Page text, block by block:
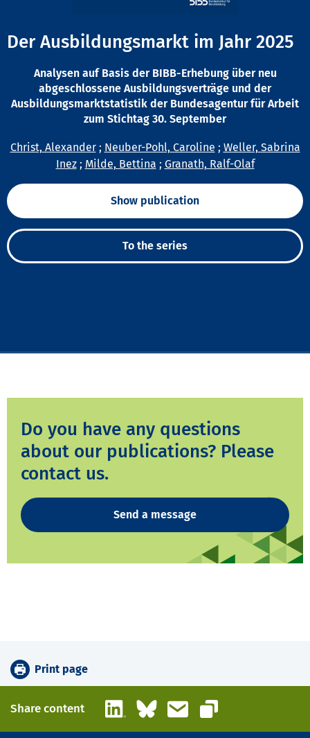
Der Ausbildungsmarkt im Jahr 2025
Analysen auf Basis der BIBB-Erhebung über neu
abgeschlossene Ausbildungsverträge und der
Ausbildungsmarktstatistik der Bundesagentur für Arbeit
zum Stichtag 30. September
Christ, Alexander; Neuber-Pohl, Caroline ; Weller, Sabrina
Inez; Milde, Bettina ; Granath, Ralf-Olaf
Show publication
To the series
Do you have any questions
about our publications? Please
contact us.
Send a message
Print page
Share content LinkedInBlueskyEmail
Copy link